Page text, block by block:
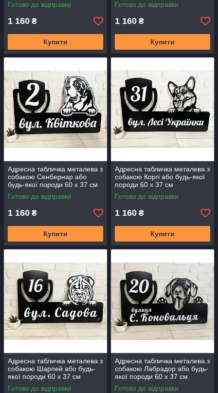
Готово до відправки
1 160 ₴
Купити
Готово до відправки
1 160 ₴
Купити
Адресна табличка металева з
собакою Сенбернар або
будь-якої породи 60 х 37 см
Готово до відправки
1 160 ₴
Купити
Адресна табличка металева з
собакою Коргі або будь-якої
породи 60 х 37 см
Готово до відправки
1 160 ₴
Купити
Адресна табличка металева з
собакою Шарпей або будь-
якої породи 60 х 37 см
Готово до відправки
Адресна табличка металева з
собакою Лабрадор або будь-
якої породи 60 х 37 см
Готово до відправки